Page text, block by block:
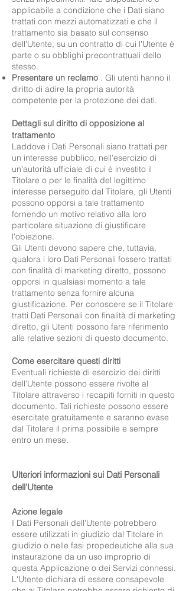
applicabile a condizione che i Dati siano
trattati con mezzi automatizzati e che il
trattamento sia basato sul consenso
dell'Utente, su un contratto di cui l'Utente è
parte o su obblighi precontrattuali dello
stesso.
Presentare un reclamo . Gli utenti hanno il
diritto di adire la propria autorità
competente per la protezione dei dati.
Dettagli sul diritto di opposizione al
trattamento
Laddove i Dati Personali siano trattati per
un interesse pubblico, nell'esercizio di
un'autorità ufficiale di cui è investito il
Titolare o per le finalità del legittimo
interesse perseguito dal Titolare, gli Utenti
possono opporsi a tale trattamento
fornendo un motivo relativo alla loro
particolare situazione di giustificare
l'obiezione.
Gli Utenti devono sapere che, tuttavia,
qualora i loro Dati Personali fossero trattati
con finalità di marketing diretto, possono
opporsi in qualsiasi momento a tale
trattamento senza fornire alcuna
giustificazione. Per conoscere se il Titolare
tratti Dati Personali con finalità di marketing
diretto, gli Utenti possono fare riferimento
alle relative sezioni di questo documento.
Come esercitare questi diritti
Eventuali richieste di esercizio dei diritti
dell'Utente possono essere rivolte al
Titolare attraverso i recapiti forniti in questo
documento. Tali richieste possono essere
esercitate gratuitamente e saranno evase
dal Titolare il prima possibile e sempre
entro un mese.
Ulteriori informazioni sui Dati Personali
dell'Utente
Azione legale
I Dati Personali dell'Utente potrebbero
essere utilizzati in giudizio dal Titolare in
giudizio o nelle fasi propedeutiche alla sua
instaurazione da un uso improprio di
questa Applicazione o dei Servizi connessi.
L'Utente dichiara di essere consapevole